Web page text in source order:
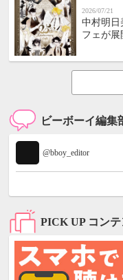
2026/07/21
中村明日
フェが
ビーボーイ編集
@bboy_editor
PICK UP コンテ